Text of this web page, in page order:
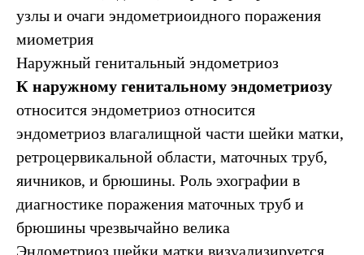
узлы и очаги эндометриоидного поражения
миометрия
Наружный генитальный эндометриоз
К наружному генитальному эндометриозу
относится эндометриоз относится
эндометриоз влагалищной части шейки матки,
ретроцервикальной области, маточных труб,
яичников, и брюшины. Роль эхографии в
диагностике поражения маточных труб и
брюшины чрезвычайно велика
Эндометриоз шейки матки визуализируется